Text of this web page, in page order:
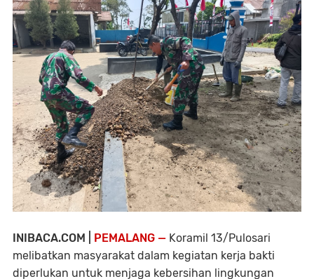
INIBACA.COM | PEMALANG — Koramil 13/Pulosari
melibatkan masyarakat dalam kegiatan kerja bakti
diperlukan untuk menjaga kebersihan lingkungan